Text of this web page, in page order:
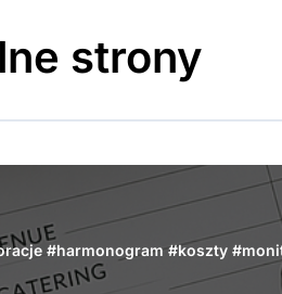
strony
#harmonogram #koszty #